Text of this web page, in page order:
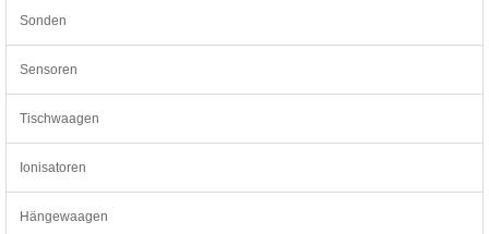
Sonden
Sensoren
Tischwaagen
Ionisatoren
Hängewaagen